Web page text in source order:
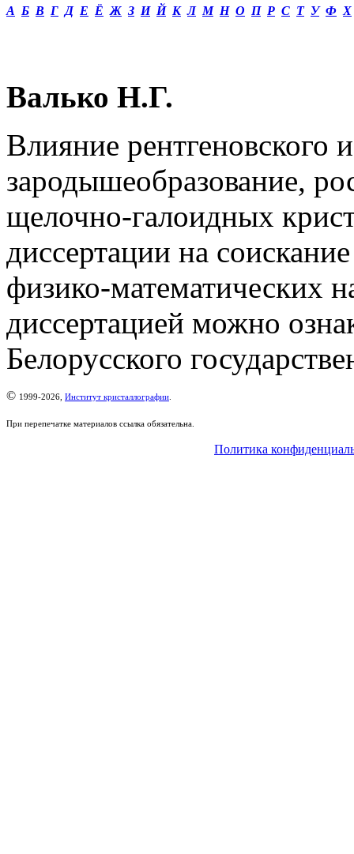
А Б В Г Д Е Ё Ж З И Й К Л М Н О П Р С Т У Ф Х
Валько Н.Г.
Влияние рентгеновского
зародышеобразование,
щелочно-галоидных
диссертации на
физико-математических
диссертацией можно
Белорусского
© 1999-2026, Институт кристаллографии
При перепечатке материалов ссылка обязательна.
Политика